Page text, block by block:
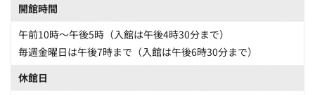
開館時間
午前10時～午後5時（入館は午後4時30分まで）
毎週金曜日は午後7時まで（入館は午後6時30分まで）
休館日